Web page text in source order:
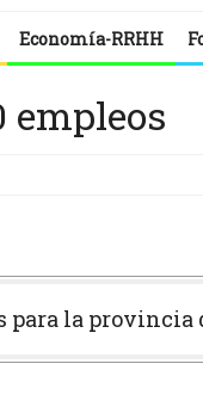
Economía-RRHH
empleos
para la provincia